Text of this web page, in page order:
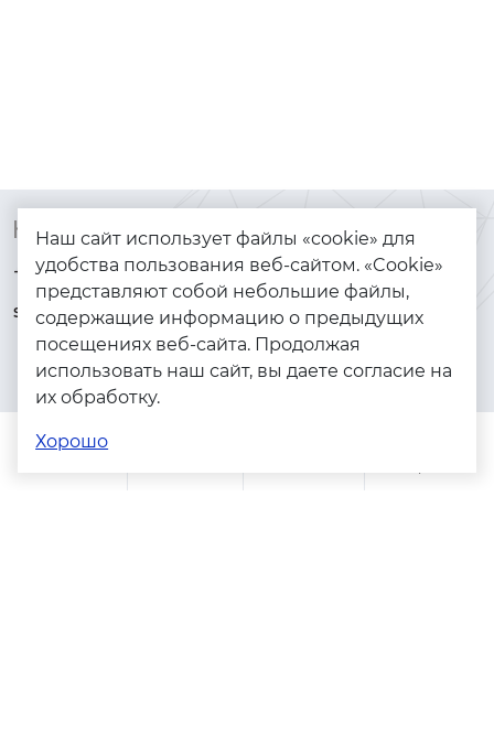
Контакты
+7 (925) 144-64-73
serebryanyye.grani@mail.ru
Каталог
Браслеты
Золото
Серебро
Помощь
Наш сайт использует файлы «cookie» для
удобства пользования веб-сайтом. «Cookie»
представляют собой небольшие файлы,
содержащие информацию о предыдущих
посещениях веб-сайта. Продолжая
использовать наш сайт, вы даете согласие на
их обработку.
Хорошо